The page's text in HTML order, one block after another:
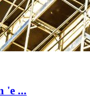
'e ...